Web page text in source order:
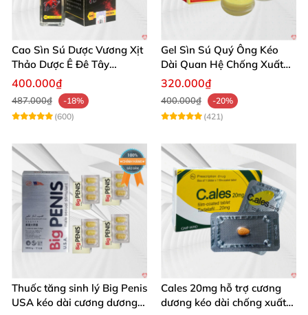
Cao Sìn Sú Dược Vương Xịt
Thảo Dược Ê Đê Tây
Nguyên Hỗ Trợ Xuất Tinh
400.000₫
487.000₫
-18%
(600)
Gel Sìn Sú Quý Ông Kéo
Dài Quan Hệ Chống Xuất
Tinh Sớm
320.000₫
400.000₫
-20%
(421)
Thuốc tăng sinh lý Big Penis
USA kéo dài cương dương
Cales 20mg hỗ trợ cương
dương kéo dài chống xuất